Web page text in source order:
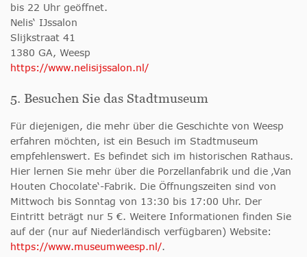
bis 22 Uhr geöffnet.
Nelis‘ IJssalon
Slijkstraat 41
1380 GA, Weesp
https://www.nelisijssalon.nl/
5. Besuchen Sie das Stadtmuseum
Für diejenigen, die mehr über die Geschichte von Weesp
erfahren möchten, ist ein Besuch im Stadtmuseum
empfehlenswert. Es befindet sich im historischen Rathaus.
Hier lernen Sie mehr über die Porzellanfabrik und die ‚Van
Houten Chocolate‘-Fabrik. Die Öffnungszeiten sind von
Mittwoch bis Sonntag von 13:30 bis 17:00 Uhr. Der
Eintritt beträgt nur 5 €. Weitere Informationen finden Sie
auf der (nur auf Niederländisch verfügbaren) Website:
https://www.museumweesp.nl/.